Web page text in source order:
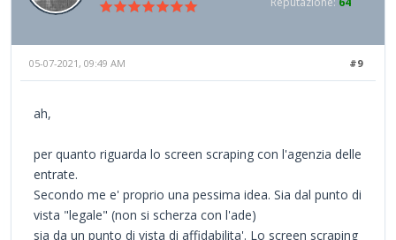
#9
05-07-2021, 09:49 AM
ah,
per quanto riguarda lo screen scraping con l'agenzia delle
entrate.
Secondo me e' proprio una pessima idea. Sia dal punto di
vista "legale" (non si scherza con l'ade)
sia da un punto di vista di affidabilita'. Lo screen scraping